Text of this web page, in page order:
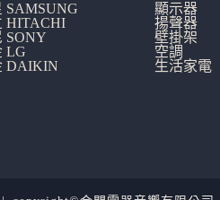
SAMSUNG
HITACHI
SONY
LG
DAIKIN
顯示器
揚聲器
壁掛架
空調
生活家電